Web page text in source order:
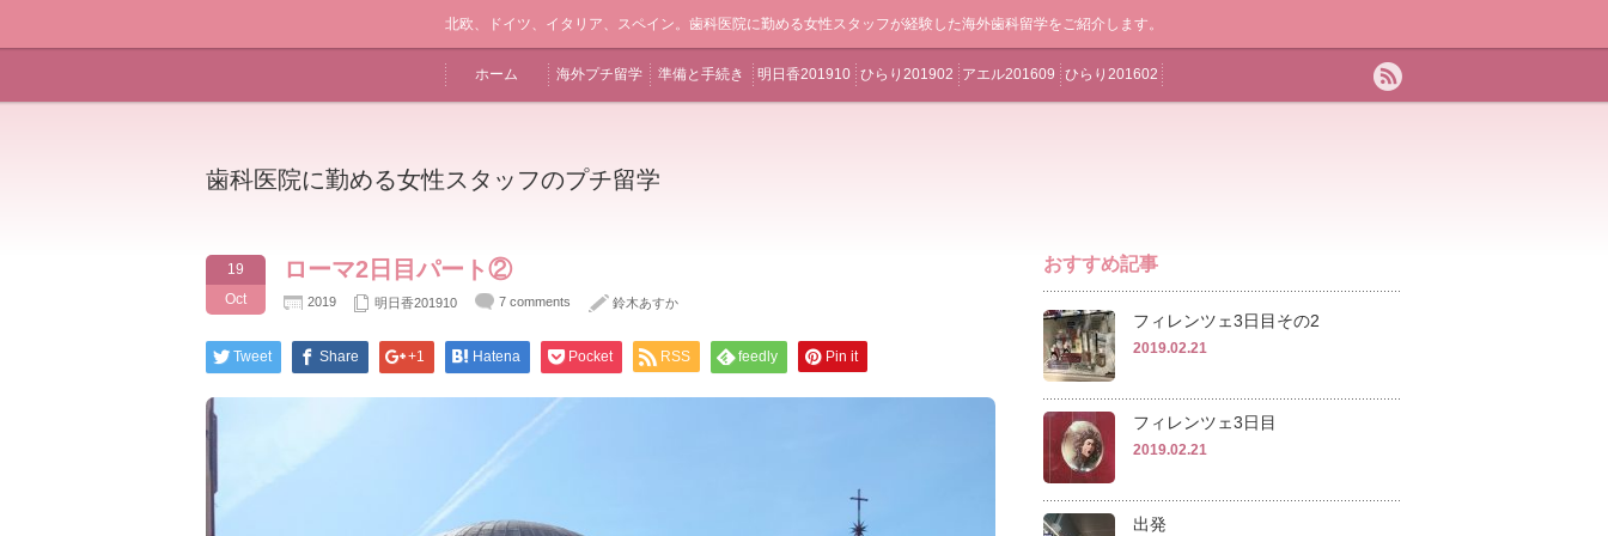
北欧、ドイツ、イタリア、スペイン。歯科医院に勤める女性スタッフが経験した海外歯科留学をご紹介します。
ホーム 海外プチ留学 準備と手続き 明日香201910 ひらり201902 アエル201609 ひらり201602
歯科医院に勤める女性スタッフのプチ留学
19
Oct
ローマ2日目パート②
2019 明日香201910 7 comments 鈴木あすか
Tweet Share +1 Hatena Pocket RSS feedly Pin it
おすすめ記事
フィレンツェ3日目その2
2019.02.21
フィレンツェ3日目
2019.02.21
出発